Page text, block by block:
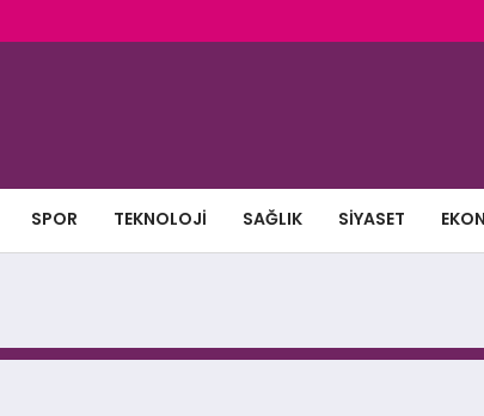
SPOR TEKNOLOJI SAĞLIK SIYASET